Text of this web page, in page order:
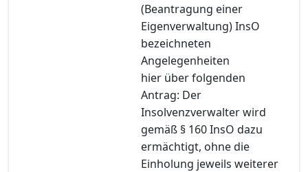
(Beantragung einer
Eigenverwaltung) InsO
bezeichneten
Angelegenheiten
hier über folgenden
Antrag: Der
Insolvenzverwalter wird
gemäß § 160 InsO dazu
ermächtigt, ohne die
Einholung jeweils weiterer